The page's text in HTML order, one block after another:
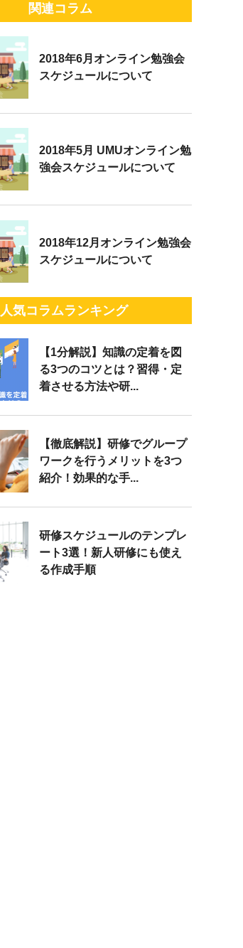
関連コラム
2018年6月オンライン勉強会
スケジュールについて
2018年5月 UMUオンライン勉
強会スケジュールについて
2018年12月オンライン勉強会
スケジュールについて
人気コラムランキング
【1分解説】知識の定着を図
る3つのコツとは？習得・定
着させる方法や研...
【徹底解説】研修でグループ
ワークを行うメリットを3つ
紹介！効果的な手...
研修スケジュールのテンプレ
ート3選！新人研修にも使え
る作成手順